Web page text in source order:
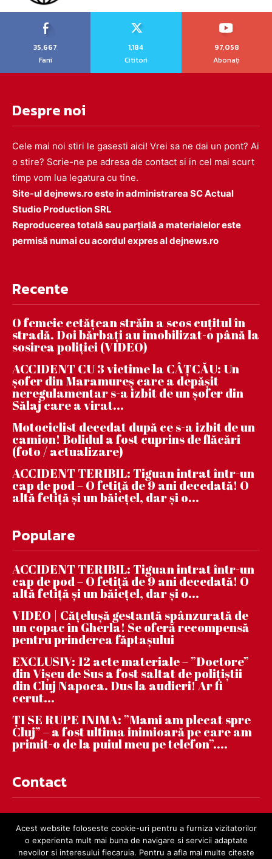
35,667
Fani
1,184
Cititori
97,058
Abonați
Despre noi
Cele mai noi stiri le gasesti aici! Vrei sa ne dai un pont? Ai
o stire? Scrie-ne pe adresa de contact si in cel mai scurt
timp vom lua legatura cu tine.
Site-ul dejnews.ro este in administrarea SC Actual
Studio Production SRL
Reproducerea totală sau parțială a materialelor este
permisă numai cu acordul expres al dejnews.ro
Recente
O femeie cetățean străin a scos cuțitul în
stradă. Doi bărbați au imobilizat-o până la
sosirea poliției (VIDEO)
ACCIDENT CU 3 victime la CÂȚCĂU: Un
șofer din Maramureș care a depășit
neregulamentar s-a izbit de un șofer din
Sălaj care a virat...
Motociclist decedat după ce s-a izbit de un
camion! Bolidul a fost cuprins de flăcări
(foto / actualizare)
ACCIDENT TERIBIL: Tiguan intrat într-un
cap de pod – O fetiță de 9 ani decedată! O
altă fetiță și un băiețel, dar și o...
Populare
ACCIDENT TERIBIL: Tiguan intrat într-un
cap de pod – O fetiță de 9 ani decedată! O
altă fetiță și un băiețel, dar și o...
VIDEO | Căţeluşă gestantă spânzurată de
un copac în Gherla! Se oferă recompensă
pentru prinderea făptaşului
EXCLUSIV: 12 acte materiale – ”Doctore”
din Vișeu de Sus a fost saltat de polițiștii
din Cluj Napoca. Dus la audieri! Ar fi
cerut...
ȚI SE RUPE INIMA: ”Mami am plecat spre
Cluj” – a fost ultima inimioară pe care am
primit-o de la puiul meu pe telefon”....
Contact
Acest website foloseste cookie-uri pentru a furniza vizitatorilor
o experienta mult mai buna de navigare si servicii adaptate
nevoilor si interesului fiecaruia. Pentru a afla mai multe citeste